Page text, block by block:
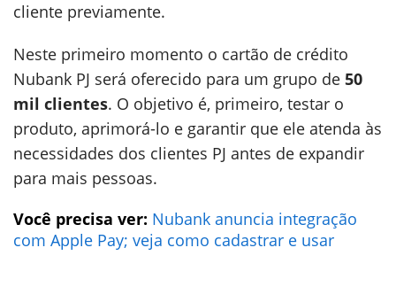
cliente previamente.
Neste primeiro momento o cartão de crédito
Nubank PJ será oferecido para um grupo de 50
mil clientes. O objetivo é, primeiro, testar o
produto, aprimorá-lo e garantir que ele atenda às
necessidades dos clientes PJ antes de expandir
para mais pessoas.
Você precisa ver: Nubank anuncia integração
com Apple Pay; veja como cadastrar e usar